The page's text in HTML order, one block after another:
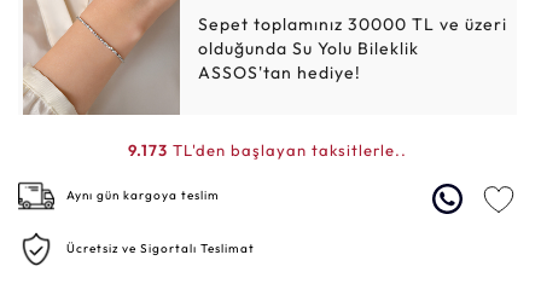
Sepet toplamınız 30000 TL ve üzeri
olduğunda Su Yolu Bileklik
ASSOS'tan hediye!
9.173 TL'den başlayan taksitlerle..
Aynı gün kargoya teslim
Ücretsiz ve Sigortalı Teslimat